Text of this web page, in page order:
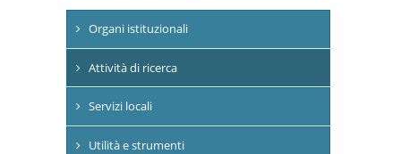
Organi istituzionali
Attività di ricerca
Servizi locali
Utilità e strumenti